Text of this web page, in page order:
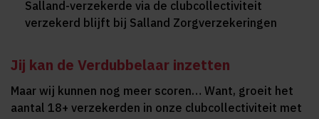
Salland-verzekerde via de clubcollectiviteit
verzekerd blijft bij Salland Zorgverzekeringen
Jij kan de Verdubbelaar inzetten
Maar wij kunnen nog meer scoren… Want, groeit het
aantal 18+ verzekerden in onze clubcollectiviteit met